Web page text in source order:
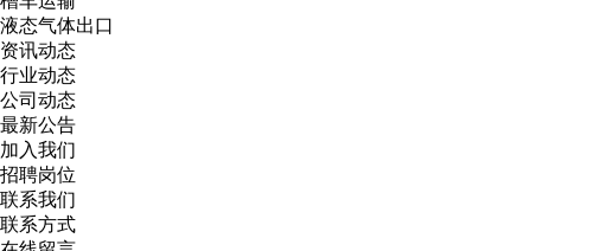
液态气体出口
资讯动态
行业动态
公司动态
最新公告
加入我们
招聘岗位
联系我们
联系方式